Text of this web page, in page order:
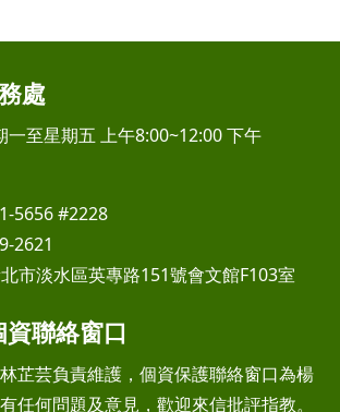
處
一至星期五 上午8:00~12:00 下午
5656 #2228
2621
市淡水區英專路151號會文館F103室
聯絡窗口
芷芸負責維護，個資保護聯絡窗口為楊
任何問題及意見，歡迎來信批評指教。